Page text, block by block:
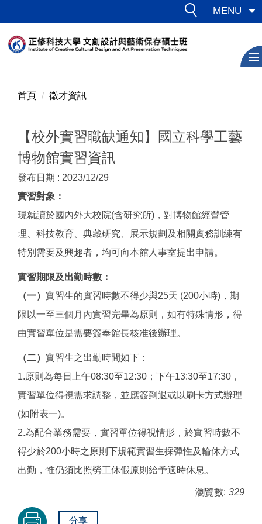
到
主
要
MENU
首頁 徵才資訊
【校外實習職缺通知】國立科學工藝
博物館實習資訊
發布日期 : 2023/12/29
實習對象：
現就讀於國內外大校院(含研究所)，對博物館經營管
理、科技教育、典藏研究、展示規劃及相關實務訓練有
特別需要及興趣者，均可向本館人事室提出申請。
實習期限及出勤時數：
（一） 實習生的實習時數不得少與25天 (200小時)，期
限以一至三個月內實習完畢為原則，如有特殊情形，得
由實習單位是需要簽奉館長核准後辦理。
（二） 實習生之出勤時間如下：
1.原則為每日上午08:30至12:30；下午13:30至17:30，
實習單位得視需求調整，並應簽到退或以刷卡方式辦理
(如附表一)。
2.為配合業務需要，實習單位得視情形，於實習時數不
得少於200小時之原則下規範實習生採彈性及輪休方式
出勤，惟仍須比照勞工休假原則給予適時休息。
瀏覽數: 329
分享